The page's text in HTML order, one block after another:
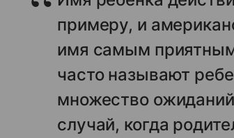
примеру, и
имя самым приятным
часто называют
множество
случай, когда